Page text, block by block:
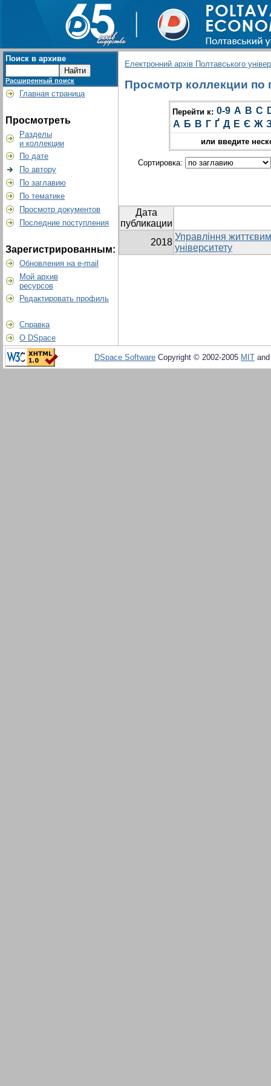
Поиск в архиве
Расширенный поиск
Главная страница
Просмотреть
Разделы
и коллекции
По дате
По автору
По заглавию
По тематике
Просмотр документов
Последние поступления
Зарегистрированным:
Обновления на e-mail
Мой архив
ресурсов
Редактировать профиль
Справка
О DSpace
Електронний архів Полтавського
Просмотр коллекции по
Перейти к: 0-9 A B C
А Б В Г Ґ Д Е Є Ж
или введите
Сортировка:
Дата
публикации
2018
Управління
університету
DSpace Software Copyright © 2002-2005 MIT